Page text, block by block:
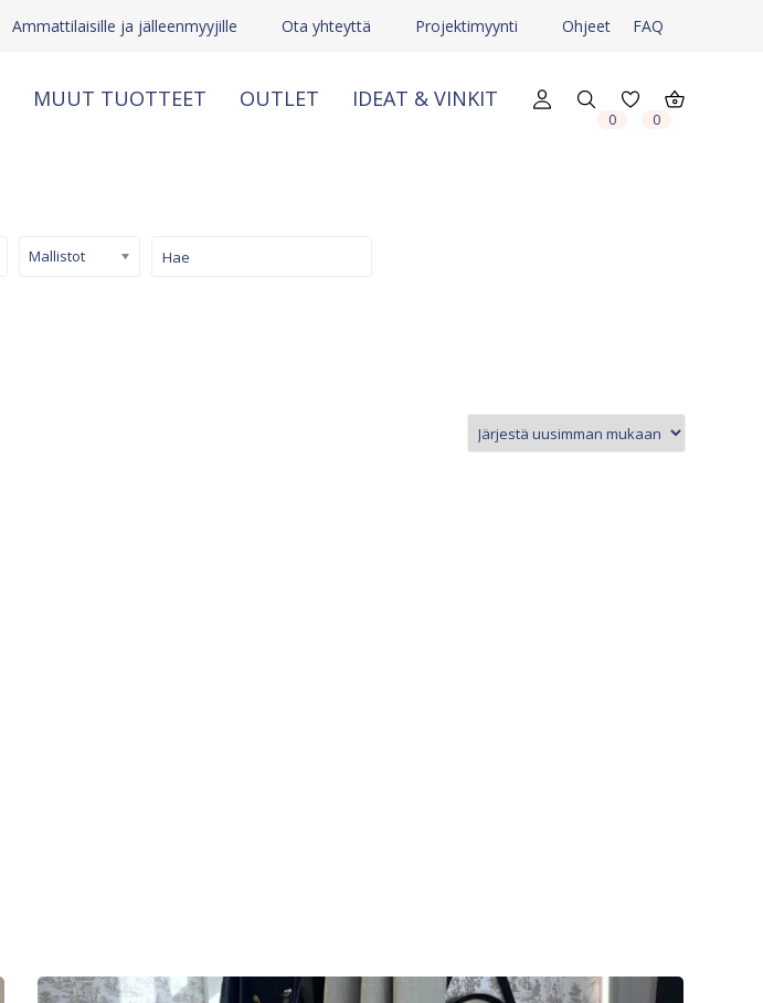
Ammattilaisille ja jälleenmyyjille Ota yhteyttä Projektimyynti Ohjeet FAQ
MUUT TUOTTEET OUTLET IDEAT & VINKIT
0 0
Mallistot